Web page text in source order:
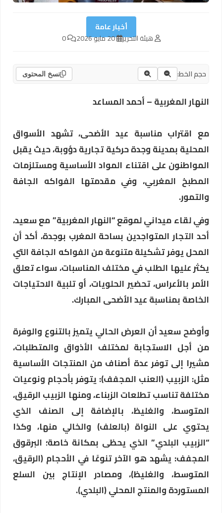
أخبار عامة
هيئة التحرير 20 مايو 2026 0
حجم الخط: نسخ المحتوى
النهار المغربية – أحمد المساعد
​مع اقتراب مناسبة عيد الأضحى، تشهد الأسواق
المحلية بمدينة وجدة حركية تجارية دؤوبة، حيث يقبل
المواطنون على اقتناء المواد الأساسية ومستلزمات
المطبخ المغربي، وفي مقدمتها الفواكه الجافة
والتمور.
​وفي لقاء ميداني لموقع “النهار المغربية” مع سعيد،
أحد التجار المتواجدين بساحة المغرب بوجدة، أكد أن
المحل يوفر تشكيلة متنوعة من الفواكه الجافة التي
يكثر عليها الطلب في مختلف المناسبات، سواء تعلق
الأمر بالأعراس، تحضير الحلويات، أو تلبية الاحتياجات
الخاصة بمناسبة عيد الأضحى المبارك.
​وأوضح سعيد أن العرض الحالي يتميز بالتنوع والوفرة
من أجل الاستجابة لمختلف الأذواق والمتطلبات،
مشيرا إلى توفر عدة أصناف من المنتجات الأساسية
مثل: ​الزبيب (العنب المجفف): يتوفر بأحجام ونوعيات
مختلفة تناسب تطلعات الزبناء، ومنها الزبيب الرقيق،
المتوسط، والغليظ، بالإضافة إلى الصنف الذي
يحتوي على النواة (بالعلف) والخالي منها، وكذا
“الزبيب البلدي” الذي يحظى بمكانة خاصة؛ ​البرقوق
المجفف: يشهد هو الآخر تنوعًا في الأحجام (الرقيق،
المتوسط، والغليظ)، ومصادر الإنتاج بين السلع
المستوردة والمنتج المحلي (البلدي).